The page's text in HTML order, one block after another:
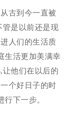
古到今一直被
管是以前还是现
人们的生活质
生活更加美满幸
他们在以后的
个好日子的时
下一步。